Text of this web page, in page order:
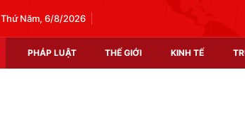
Thứ Năm, 6/8/2026
PHÁP LUẬT THẾ GIỚI KINH TẾ